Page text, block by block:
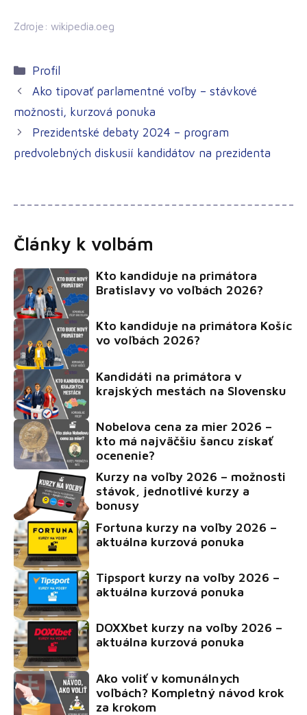
Zdroje: wikipedia.oeg
Kategórie
Profil
Ako tipovať parlamentné voľby – stávkové
možnosti, kurzová ponuka
Prezidentské debaty 2024 – program
predvolebných diskusií kandidátov na prezidenta
Články k volbám
Kto kandiduje na primátora
Bratislavy vo voľbách 2026?
Kto kandiduje na primátora Košíc
vo voľbách 2026?
Kandidáti na primátora v
krajských mestách na Slovensku
Nobelova cena za mier 2026 –
kto má najväčšiu šancu získať
ocenenie?
Kurzy na voľby 2026 – možnosti
stávok, jednotlivé kurzy a
bonusy
Fortuna kurzy na voľby 2026 –
aktuálna kurzová ponuka
Tipsport kurzy na voľby 2026 –
aktuálna kurzová ponuka
DOXXbet kurzy na voľby 2026 –
aktuálna kurzová ponuka
Ako voliť v komunálnych
voľbách? Kompletný návod krok
za krokom